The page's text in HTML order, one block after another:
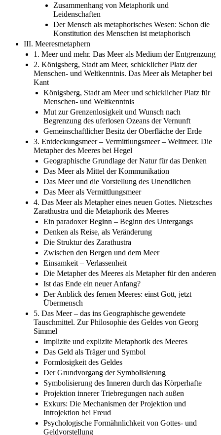
Zusammenhang von Metaphorik und
Leidenschaften
Der Mensch als metaphorisches Wesen: Schon die
Konstitution des Menschen ist metaphorisch
III. Meeresmetaphern
1. Meer und mehr. Das Meer als Medium der Entgrenzung
2. Königsberg, Stadt am Meer, schicklicher Platz der
Menschen- und Weltkenntnis. Das Meer als Metapher bei
Kant
Königsberg, Stadt am Meer und schicklicher Platz für
Menschen- und Weltkenntnis
Mut zur Grenzenlosigkeit und Wunsch nach
Begrenzung des uferlosen Ozeans der Vernunft
Gemeinschaftlicher Besitz der Oberfläche der Erde
3. Entdeckungsmeer – Vermittlungsmeer – Weltmeer. Die
Metapher des Meeres bei Hegel
Geographische Grundlage der Natur für das Denken
Das Meer als Mittel der Kommunikation
Das Meer und die Vorstellung des Unendlichen
Das Meer als Vermittlungsmeer
4. Das Meer als Metapher eines neuen Gottes. Nietzsches
Zarathustra und die Metaphorik des Meeres
Ein paradoxer Beginn – Beginn des Untergangs
Denken als Reise, als Veränderung
Die Struktur des Zarathustra
Zwischen den Bergen und dem Meer
Einsamkeit – Verlassenheit
Die Metapher des Meeres als Metapher für den anderen
Ist das Ende ein neuer Anfang?
Der Anblick des fernen Meeres: einst Gott, jetzt
Übermensch
5. Das Meer – das ins Geographische gewendete
Tauschmittel. Zur Philosophie des Geldes von Georg
Simmel
Implizite und explizite Metaphorik des Meeres
Das Geld als Träger und Symbol
Formlosigkeit des Geldes
Der Grundvorgang der Symbolisierung
Symbolisierung des Inneren durch das Körperhafte
Projektion innerer Triebregungen nach außen
Exkurs: Die Mechanismen der Projektion und
Introjektion bei Freud
Psychologische Formähnlichkeit von Gottes- und
Geldvorstellung